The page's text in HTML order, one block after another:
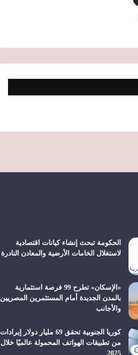
الحكومة تبحث إنشاء كيانات اقتصادية
لاستغلال الخامات الأرضية والمعادن النادرة
«الإسكان» تطرح 99 فرصة استثمارية
بالمدن الجديدة أمام المستثمرين المصريين
والأجانب
كوريا الجنوبية تحقق 69 مليار دولار إيرادات
من تطبيقات الهواتف المحمولة عالميًا خلال
2025